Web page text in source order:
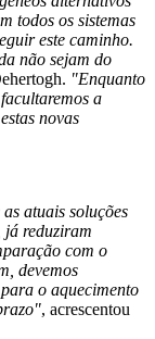
todos os sistemas
este caminho.
não sejam do
"Enquanto
a
novas
atuais soluções
já reduziram
com o
devemos
o aquecimento
, acrescentou